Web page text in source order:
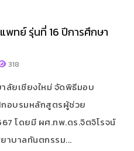
ทย์ รุ่นที่ 16 ปีการศึกษา
318
ยเชียงใหม่ จัดพิธีมอบ
กอบรมหลักสูตรผู้ช่วย
โดยมี ผศ.ทพ.ดร.จิตจิโรจน์
าบาลทันตกรรม...